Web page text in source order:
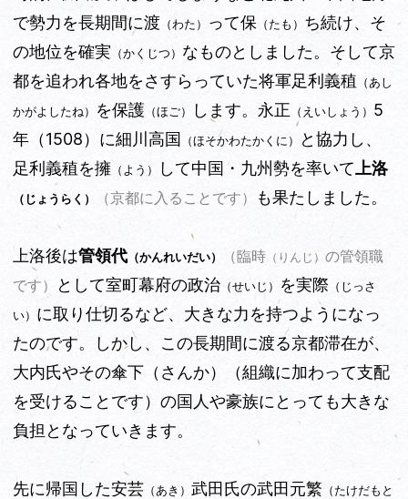
で勢力を長期間に渡 （わた） って保 （たも） ち続け、そ
の地位を確実 （かくじつ） なものとしました。そして京
都を追われ各地をさすらっていた将軍足利義稙 （あし
かがよしたね）
を保護 （ほご） します。永正 （えいしょう） 5
年（1508）に細川高国
（ほそかわたかくに）
と協力し、
足利義稙を擁 （よう） して中国・九州勢を率いて 上洛
（じょうらく） （京都に入ることです） も果たしました。
上洛後は管領代 （かんれいだい） （臨時 （りんじ） の管領職
です）
として室町幕府の政治 （せいじ） を実際 （じっさ
い） に取り仕切るなど、大きな力を持つようになっ
たのです。しかし、この長期間に渡る京都滞在が、
大内氏やその傘下（さんか）（組織に加わって支配
を受けることです）の国人や豪族にとっても大きな
負担となっていきます。
先に帰国した安芸 （あき） 武田氏の武田元繁 （たけだもと